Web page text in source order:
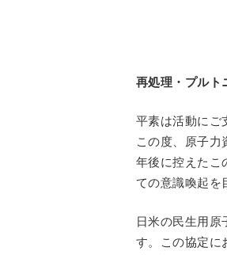
再処理・プルト
平素は活動にご
この度、原子力
年後に控えたこ
ての意識喚起を
日米の民生用原
す。この協定に